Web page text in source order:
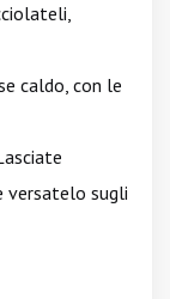
caldo, con le
versatelo sugli